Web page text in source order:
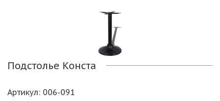
Подстолье Конста
Артикул: 006-091